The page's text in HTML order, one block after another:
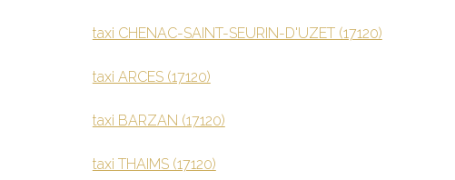
taxi CHENAC-SAINT-SEURIN-D'UZET (17120)
taxi ARCES (17120)
taxi BARZAN (17120)
taxi THAIMS (17120)